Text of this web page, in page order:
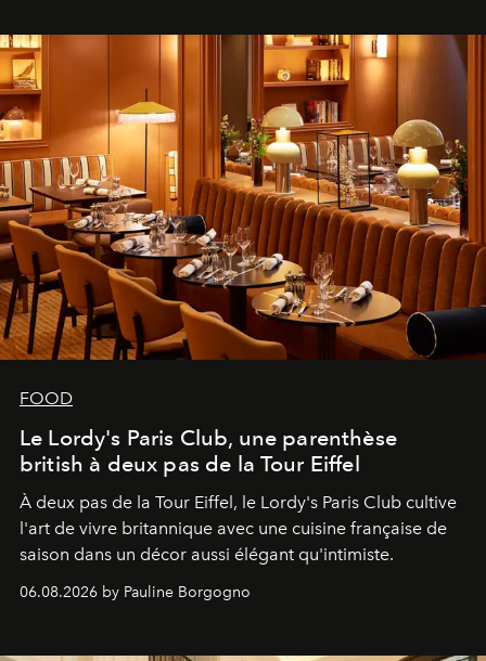
FOOD
Le Lordy's Paris Club, une parenthèse
british à deux pas de la Tour Eiffel
À deux pas de la Tour Eiffel, le Lordy's Paris Club cultive
l'art de vivre britannique avec une cuisine française de
saison dans un décor aussi élégant qu'intimiste.
06.08.2026 by Pauline Borgogno